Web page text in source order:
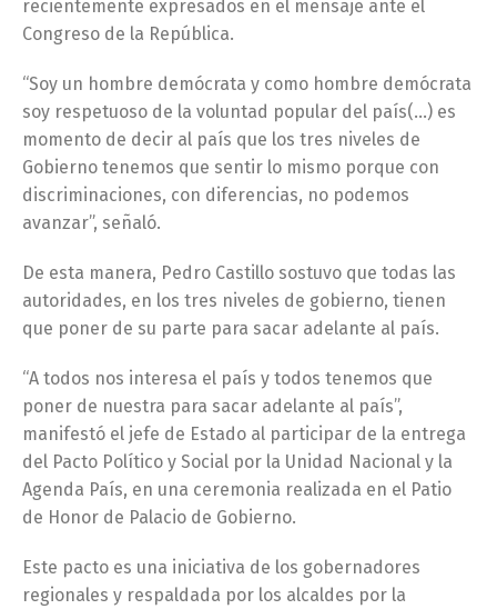
recientemente expresados en el mensaje ante el
Congreso de la República.
“Soy un hombre demócrata y como hombre demócrata
soy respetuoso de la voluntad popular del país(…) es
momento de decir al país que los tres niveles de
Gobierno tenemos que sentir lo mismo porque con
discriminaciones, con diferencias, no podemos
avanzar”, señaló.
De esta manera, Pedro Castillo sostuvo que todas las
autoridades, en los tres niveles de gobierno, tienen
que poner de su parte para sacar adelante al país.
“A todos nos interesa el país y todos tenemos que
poner de nuestra para sacar adelante al país”,
manifestó el jefe de Estado al participar de la entrega
del Pacto Político y Social por la Unidad Nacional y la
Agenda País, en una ceremonia realizada en el Patio
de Honor de Palacio de Gobierno.
Este pacto es una iniciativa de los gobernadores
regionales y respaldada por los alcaldes por la